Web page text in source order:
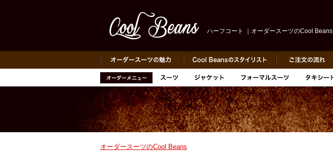
ハーフコート ｜オーダースーツのCool Beans
オーダースーツのCool Beans